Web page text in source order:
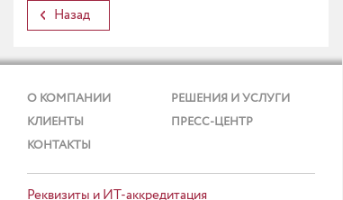
Назад
О КОМПАНИИ
РЕШЕНИЯ И УСЛУГИ
КЛИЕНТЫ
ПРЕСС-ЦЕНТР
КОНТАКТЫ
Реквизиты и ИТ-аккредитация